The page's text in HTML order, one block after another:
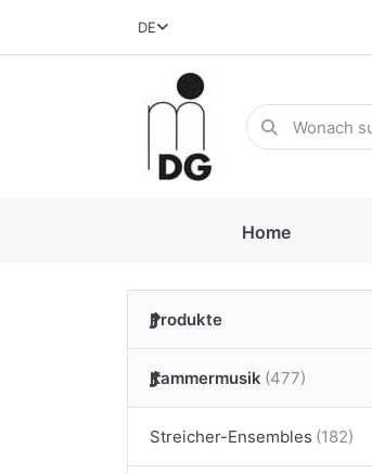
DE
Home
Produkte
Kammermusik
Streicher-Ensembles